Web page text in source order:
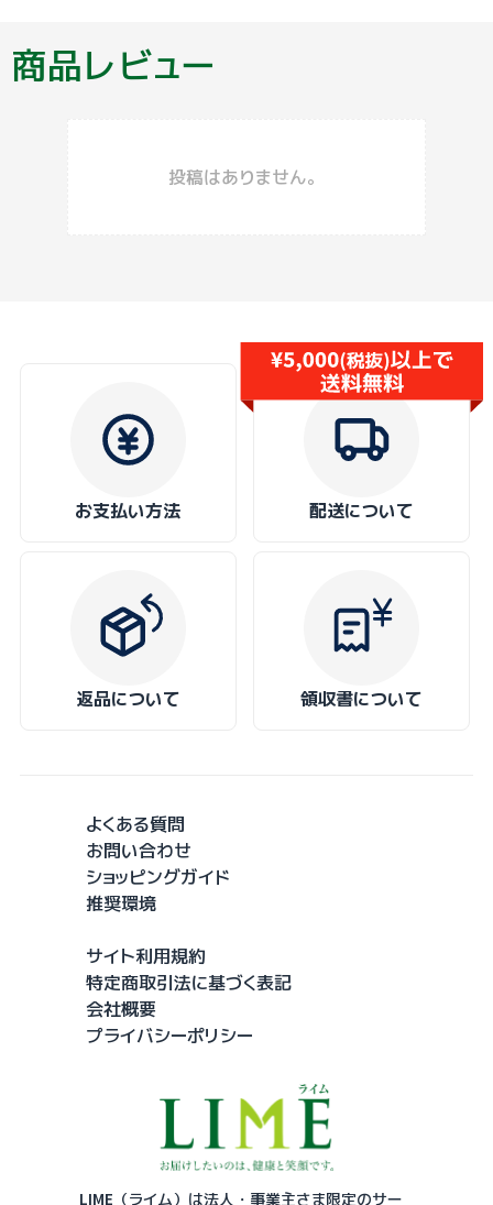
商品レビュー
投稿はありません。
お支払い方法 配送について
返品について 領収書について
LIME（ライム）は法人・事業主さま限定のサー
よくある質問
お問い合わせ
ショッピングガイド
推奨環境
サイト利用規約
特定商取引法に基づく表記
会社概要
プライバシーポリシー